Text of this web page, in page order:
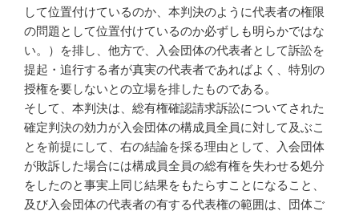
して位置付けているのか、本判決のように代表者の権限
の問題として位置付けているのか必ずしも明らかではな
い。）を排し、他方で、入会団体の代表者として訴訟を
提起・追行する者が真実の代表者であればよく、特別の
授権を要しないとの立場を排したものである。
そして、本判決は、総有権確認請求訴訟についてされた
確定判決の効力が入会団体の構成員全員に対して及ぶこ
とを前提にして、右の結論を採る理由として、入会団体
が敗訴した場合には構成員全員の総有権を失わせる処分
をしたのと事実上同じ結果をもたらすことになること、
及び入会団体の代表者の有する代表権の範囲は、団体ご